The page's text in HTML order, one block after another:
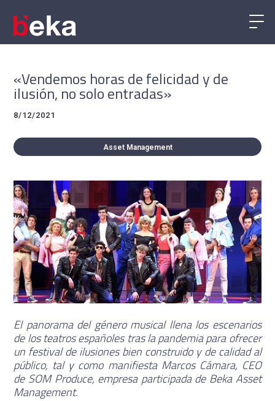
«Vendemos horas de felicidad y de
ilusión, no solo entradas»
8/12/2021
Asset Management
El panorama del género musical llena los escenarios
de los teatros españoles tras la pandemia para ofrecer
un festival de ilusiones bien construido y de calidad al
público, tal y como manifiesta Marcos Cámara, CEO
de SOM Produce, empresa participada de Beka Asset
Management.